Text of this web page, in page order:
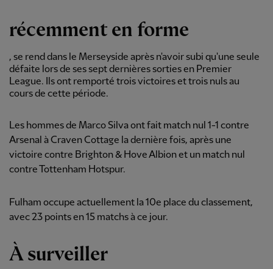
récemment en forme
, se rend dans le Merseyside après n'avoir subi qu'une seule
défaite lors de ses sept dernières sorties en Premier
League. Ils ont remporté trois victoires et trois nuls au
cours de cette période.
Les hommes de Marco Silva ont fait match nul 1-1 contre
Arsenal à Craven Cottage la dernière fois, après une
victoire contre Brighton & Hove Albion et un match nul
contre Tottenham Hotspur.
Fulham occupe actuellement la 10e place du classement,
avec 23 points en 15 matchs à ce jour.
À surveiller